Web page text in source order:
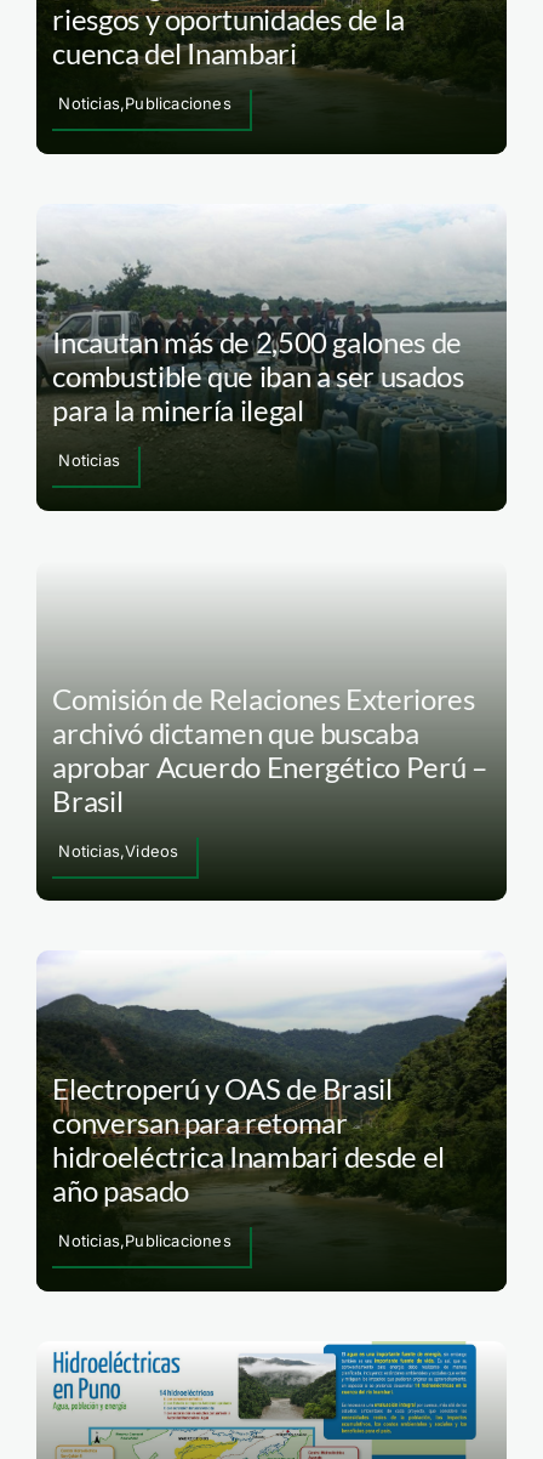
riesgos y oportunidades de la
cuenca del Inambari
Noticias,Publicaciones
Incautan más de 2,500 galones de
combustible que iban a ser usados
para la minería ilegal
Noticias
Comisión de Relaciones Exteriores
archivó dictamen que buscaba
aprobar Acuerdo Energético Perú –
Brasil
Noticias,Videos
Electroperú y OAS de Brasil
conversan para retomar
hidroeléctrica Inambari desde el
año pasado
Noticias,Publicaciones